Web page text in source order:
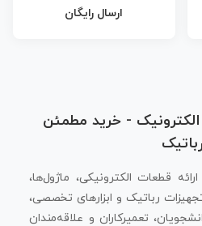
ارسال رایگان
الکترونیک - خرید مطمئن
قطعات الکترونیکی، ماژول‌ها،
رباتیک و ابزارهای تخصصی،
تعمیرکاران و علاقه‌مندان